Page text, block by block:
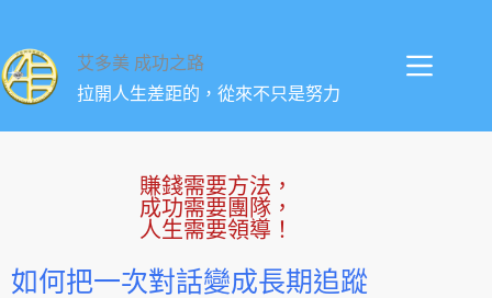
艾多美 成功之路
拉開人生差距的，從來不只是努力
賺錢需要方法，
成功需要團隊，
人生需要領導！
如何把一次對話變成長期追蹤